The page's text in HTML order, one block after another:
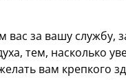
за вашу службу,
тем, насколько
вам крепкого